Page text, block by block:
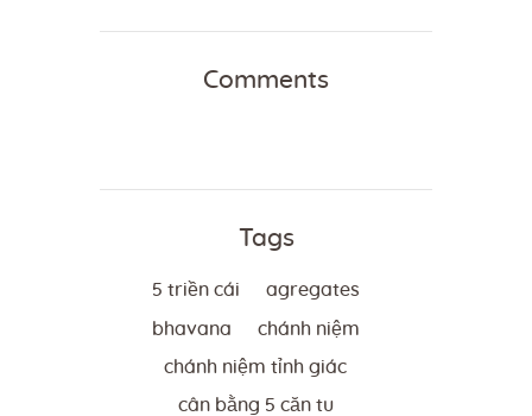
Comments
Tags
5 triền cái agregates
bhavana chánh niệm
chánh niệm tỉnh giác
cân bằng 5 căn tu